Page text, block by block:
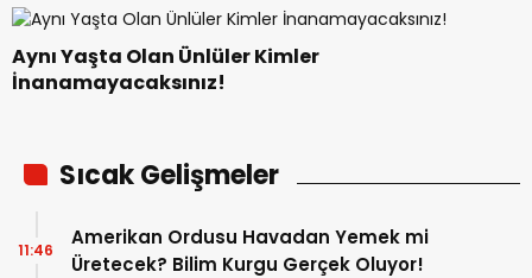
Aynı Yaşta Olan Ünlüler Kimler
İnanamayacaksınız!
Sıcak Gelişmeler
Amerikan Ordusu Havadan Yemek mi
Üretecek? Bilim Kurgu Gerçek Oluyor!
11:46